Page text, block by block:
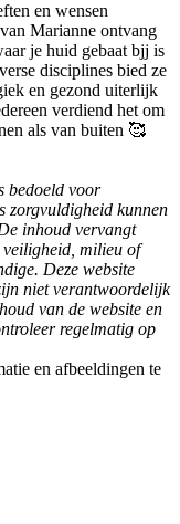
en wensen
Marianne ontvang
je huid gebaat bjj is
disciplines bied ze
en gezond uiterlijk
verdiend het om
als van buiten 🥰
bedoeld voor
zorgvuldigheid kunnen
inhoud vervangt
veiligheid, milieu of
Deze website
niet verantwoordelijk
van de website en
regelmatig op
en afbeeldingen te